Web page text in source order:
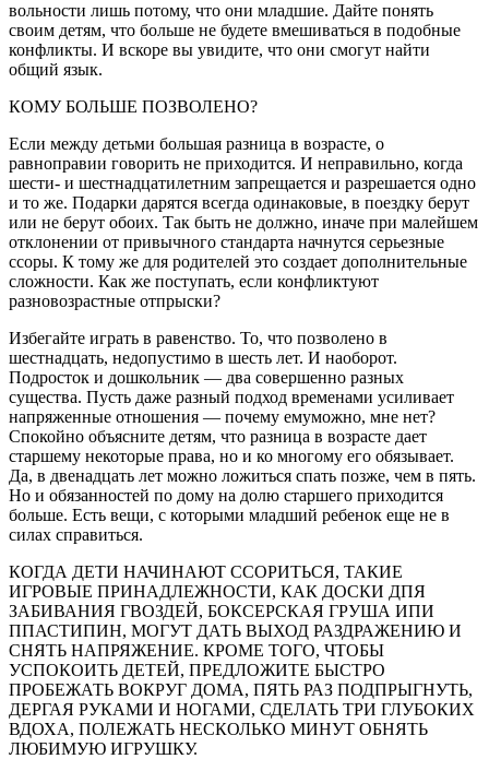
вольности лишь потому, что они младшие. Дайте понять
своим детям, что больше не будете вмешиваться в подобные
конфликты. И вскоре вы увидите, что они смогут найти
общий язык.
КОМУ БОЛЬШЕ ПОЗВОЛЕНО?
Если между детьми большая разница в возрасте, о
равноправии говорить не приходится. И непра­вильно, когда
шести- и шестнадцатилетним запре­щается и разрешается одно
и то же. Подарки дарят­ся всегда одинаковые, в поездку берут
или не берут обоих. Так быть не должно, иначе при малейшем
от­клонении от привычного стандарта начнутся серь­езные
ссоры. К тому же для родителей это создает дополнительные
сложности. Как же поступать, если конфликтуют
разновозрастные отпрыски?
Избегайте играть в равенство. То, что позволено в
шестнадцать, недопустимо в шесть лет. И наобо­рот.
Подросток и дошкольник — два совершенно разных
существа. Пусть даже разный подход време­нами усиливает
напряженные отношения — поче­му емуможно, мне нет?
Спокойно объясните детям, что разница в возрасте дает
старшему некоторые права, но и ко многому его обязывает.
Да, в двена­дцать лет можно ложиться спать позже, чем в пять.
Но и обязанностей по дому на долю старшего при­ходится
больше. Есть вещи, с которыми младший ребенок еще не в
силах справиться.
КОГДА ДЕТИ НАЧИНАЮТ ССОРИТЬСЯ, ТАКИЕ
ИГРОВЫЕ ПРИНАДЛЕЖНОСТИ, КАК ДОСКИ ДПЯ
ЗАБИВАНИЯ ГВОЗДЕЙ, БОКСЕРСКАЯ ГРУША ИПИ
ППАСТИПИН, МОГУТ ДАТЬ ВЫХОД РАЗДРАЖЕНИЮ И
СНЯТЬ НАПРЯЖЕНИЕ. КРОМЕ ТОГО, ЧТОБЫ
УСПОКОИТЬ ДЕТЕЙ, ПРЕДЛОЖИТЕ БЫСТРО
ПРОБЕЖАТЬ ВОКРУГ ДОМА, ПЯТЬ РАЗ ПОДПРЫГНУТЬ,
ДЕРГАЯ РУКАМИ И НОГАМИ, СДЕЛАТЬ ТРИ ГЛУБОКИХ
ВДОХА, ПОЛЕЖАТЬ НЕСКОЛЬКО МИНУТ ОБНЯТЬ
ЛЮБИМУЮ ИГРУШКУ.